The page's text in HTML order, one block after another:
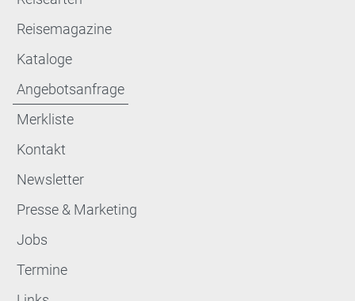
Reisemagazine
Kataloge
Angebotsanfrage
Merkliste
Kontakt
Newsletter
Presse & Marketing
Jobs
Termine